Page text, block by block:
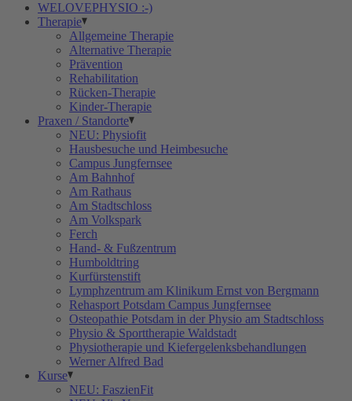
WELOVEPHYSIO :-)
Therapie
Allgemeine Therapie
Alternative Therapie
Prävention
Rehabilitation
Rücken-Therapie
Kinder-Therapie
Praxen / Standorte
NEU: Physiofit
Hausbesuche und Heimbesuche
Campus Jungfernsee
Am Bahnhof
Am Rathaus
Am Stadtschloss
Am Volkspark
Ferch
Hand- & Fußzentrum
Humboldtring
Kurfürstenstift
Lymphzentrum am Klinikum Ernst von Bergmann
Rehasport Potsdam Campus Jungfernsee
Osteopathie Potsdam in der Physio am Stadtschloss
Physio & Sporttherapie Waldstadt
Physiotherapie und Kiefergelenksbehandlungen
Werner Alfred Bad
Kurse
NEU: FaszienFit